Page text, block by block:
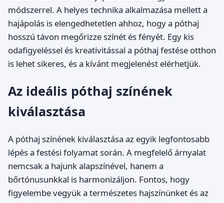
módszerrel. A helyes technika alkalmazása mellett a
hajápolás is elengedhetetlen ahhoz, hogy a póthaj
hosszú távon megőrizze színét és fényét. Egy kis
odafigyeléssel és kreativitással a póthaj festése otthon
is lehet sikeres, és a kívánt megjelenést elérhetjük.
Az ideális póthaj színének
kiválasztása
A póthaj színének kiválasztása az egyik legfontosabb
lépés a festési folyamat során. A megfelelő árnyalat
nemcsak a hajunk alapszínével, hanem a
bőrtónusunkkal is harmonizáljon. Fontos, hogy
figyelembe vegyük a természetes hajszínünket és az